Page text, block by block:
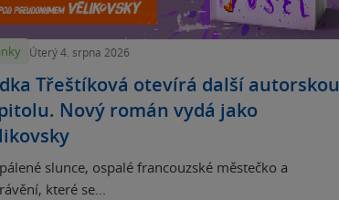
Úterý 4. srpna 2026
Třeštíková otevírá další autorskou
Nový román vydá jako
slunce, ospalé francouzské městečko a
které se...